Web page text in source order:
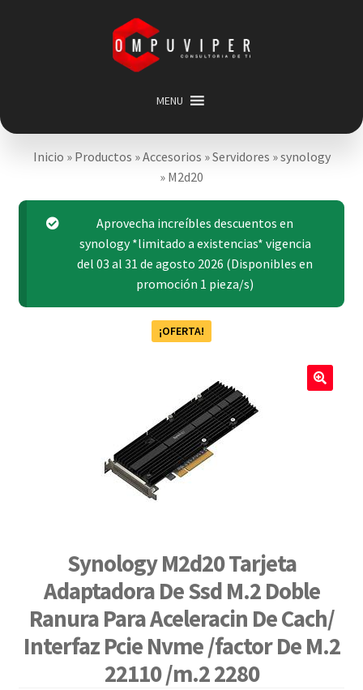
Saltar
navegación
contenido
MENU
Inicio
Categorias
Expandir
hijo
Carrito
Mi cuenta
Acerca de
Inicio » Productos »Accesorios »Servidores »synology
» M2d20
Aprovecha increíbles descuentos en
synology *limitado a existencias* vigencia
del 03 al 31 de agosto 2026 (Disponibles en
promoción 1 pieza/s)
¡OFERTA!
Synology M2d20 Tarjeta
Adaptadora De Ssd M.2 Doble
Ranura Para Aceleracin De Cach/
Interfaz Pcie Nvme /factor De M.2
22110 /m.2 2280